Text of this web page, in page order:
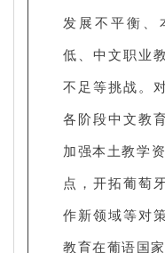
发展不平衡、
低、中文职业
不足等挑战。
各阶段中文教
加强本土教学
点，开拓葡萄
作新领域等对
教育在葡语国